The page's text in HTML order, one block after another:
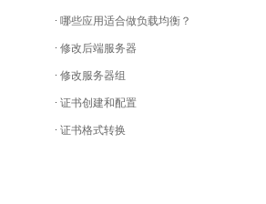
哪些应用适合做负载均衡？
修改后端服务器
修改服务器组
证书创建和配置
证书格式转换